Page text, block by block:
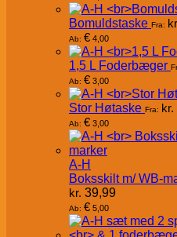
Bomuldstaske Fra:
Ab: € 4,00
1,5 L Foderbæger
Ab: € 3,00
Stor Høtaske Fra: kr.
Ab: € 3,00
A-H
Boksskilt m/ WB-
kr. 39,99
Ab: € 5,00